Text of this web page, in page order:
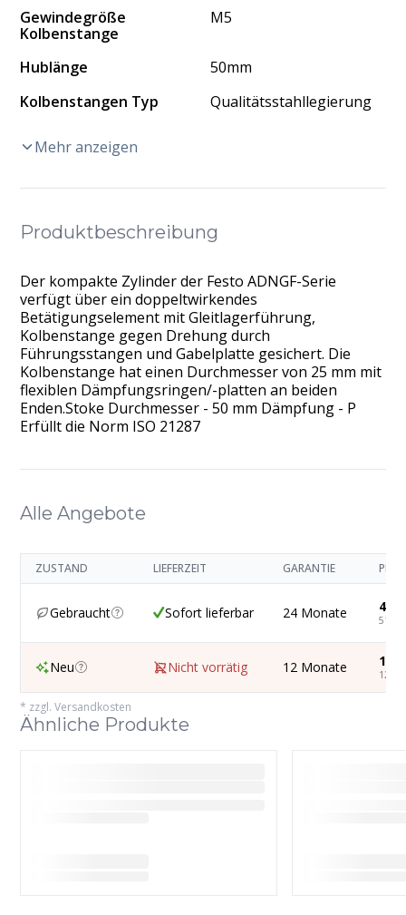
Gewindegröße
Kolbenstange
M5
Hublänge
50mm
Kolbenstangen Typ
Qualitätsstahllegierung
Mehr anzeigen
Produktbeschreibung
Der kompakte Zylinder der Festo ADNGF-Serie
verfügt über ein doppeltwirkendes
Betätigungselement mit Gleitlagerführung,
Kolbenstange gegen Drehung durch
Führungsstangen und Gabelplatte gesichert. Die
Kolbenstange hat einen Durchmesser von 25 mm mit
flexiblen Dämpfungsringen/-platten an beiden
Enden.Stoke Durchmesser - 50 mm Dämpfung - P
Erfüllt die Norm ISO 21287
Alle Angebote
ZUSTAND LIEFERZEIT GARANTIE PREIS
Gebraucht Sofort lieferbar 24 Monate
Neu Nicht vorrätig 12 Monate
* zzgl. Versandkosten
Ähnliche Produkte